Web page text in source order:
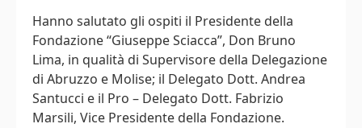
Hanno salutato gli ospiti il Presidente della
Fondazione “Giuseppe Sciacca”, Don Bruno
Lima, in qualità di Supervisore della Delegazione
di Abruzzo e Molise; il Delegato Dott. Andrea
Santucci e il Pro – Delegato Dott. Fabrizio
Marsili, Vice Presidente della Fondazione.